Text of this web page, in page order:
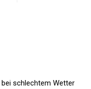
bei schlechtem Wetter